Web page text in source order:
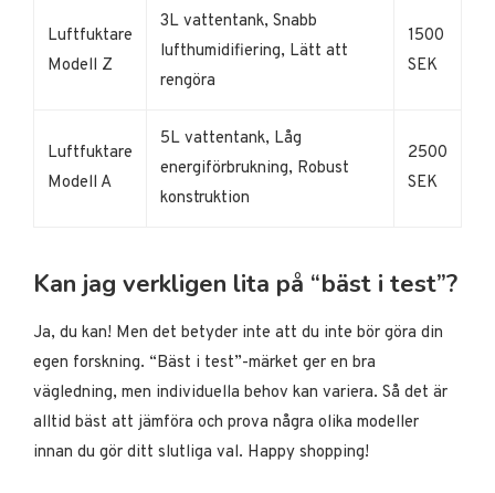
Luftfuktare
Modell Z
3L vattentank, Snabb
lufthumidifiering, Lätt att
rengöra
1500
SEK
Luftfuktare
Modell A
5L vattentank, Låg
energiförbrukning, Robust
konstruktion
2500
SEK
Kan jag verkligen lita på “bäst i test”?
Ja, du kan! Men det betyder inte att du inte bör göra din
egen forskning. “Bäst i test”-märket ger en bra
vägledning, men individuella behov kan variera. Så det är
alltid bäst att jämföra och prova några olika modeller
innan du gör ditt slutliga val. Happy shopping!